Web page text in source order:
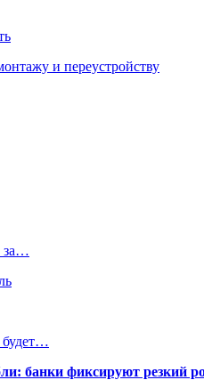
и переустройству
за…
будет…
банки фиксируют резкий